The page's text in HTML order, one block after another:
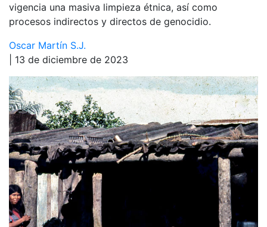
vigencia una masiva limpieza étnica, así como
procesos indirectos y directos de genocidio.
Oscar Martín S.J.
| 13 de diciembre de 2023